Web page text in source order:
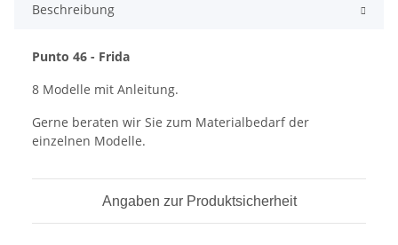
Beschreibung
Punto 46 - Frida
8 Modelle mit Anleitung.
Gerne beraten wir Sie zum Materialbedarf der
einzelnen Modelle.
Angaben zur Produktsicherheit